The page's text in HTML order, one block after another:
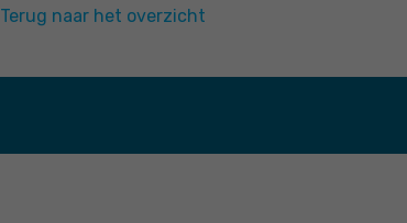
Terug naar het overzicht